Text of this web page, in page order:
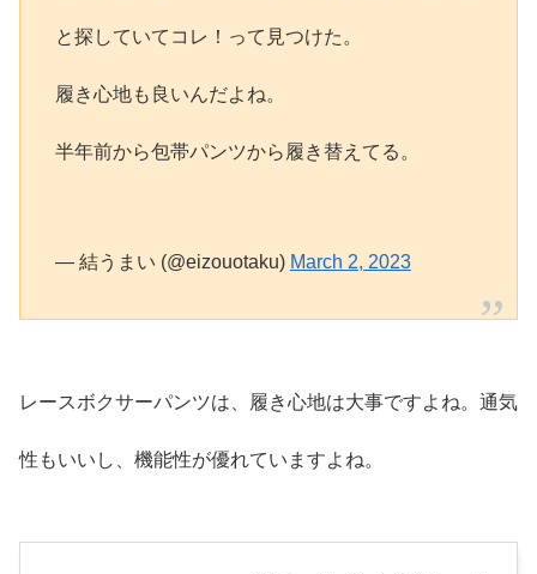
と探していてコレ！って見つけた。
履き心地も良いんだよね。
半年前から包帯パンツから履き替えてる。
— 結うまい (@eizouotaku) March 2, 2023
レースボクサーパンツは、履き心地は大事ですよね。通気
性もいいし、機能性が優れていますよね。